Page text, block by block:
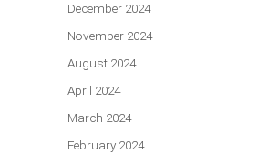
December 2024
November 2024
August 2024
April 2024
March 2024
February 2024